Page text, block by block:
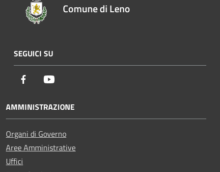
Comune di Leno
SEGUICI SU
Facebook
AMMINISTRAZIONE
Organi di Governo
Aree Amministrative
Uffici